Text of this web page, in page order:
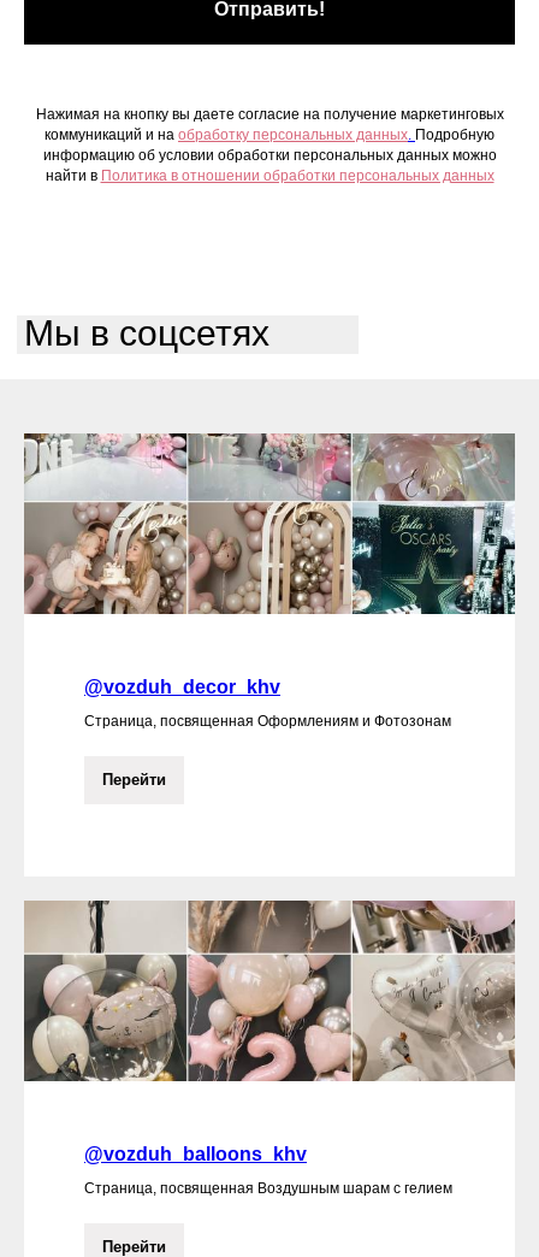
Отправить!
Нажимая на кнопку вы даете согласие на получение маркетинговых
коммуникаций и на обработку персональных данных. Подробную
информацию об условии обработки персональных данных можно
найти в Политика в отношении обработки персональных данных
Мы в соцсетях
@vozduh_decor_khv
Страница, посвященная Оформлениям и Фотозонам
Перейти
@vozduh_balloons_khv
Страница, посвященная Воздушным шарам с гелием
Перейти